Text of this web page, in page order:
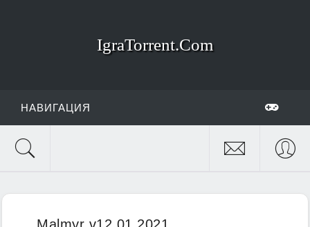
IgraTorrent.Com
НАВИГАЦИЯ